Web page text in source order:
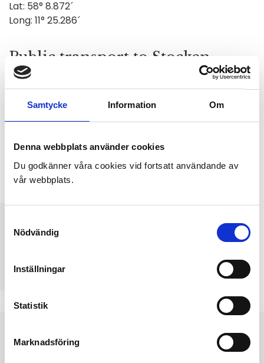
Samtycke Information Om
Denna webbplats använder cookies
Du godkänner våra cookies vid fortsatt användande av
vår webbplats.
Nödvändig
Inställningar
Statistik
Marknadsföring
Lat: 58° 8.872´
Long: 11° 25.286´
Public transport to Stocken
camping – Buss number 372,
Västtrafik
Plan your trip:
and pay your fare with Swish or payment card:
The app Västtrafik To Go | Västtrafik